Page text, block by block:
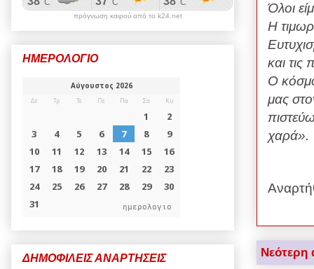
Όλοι
Η
και
Ο
μας
χαρά».
Νεότερη
πρόγνωση καιρού από το k24.net
ΗΜΕΡΟΛΟΓΙΟ
ημερολογιο
ΔΗΜΟΦΙΛΕΙΣ ΑΝΑΡΤΗΣΕΙΣ